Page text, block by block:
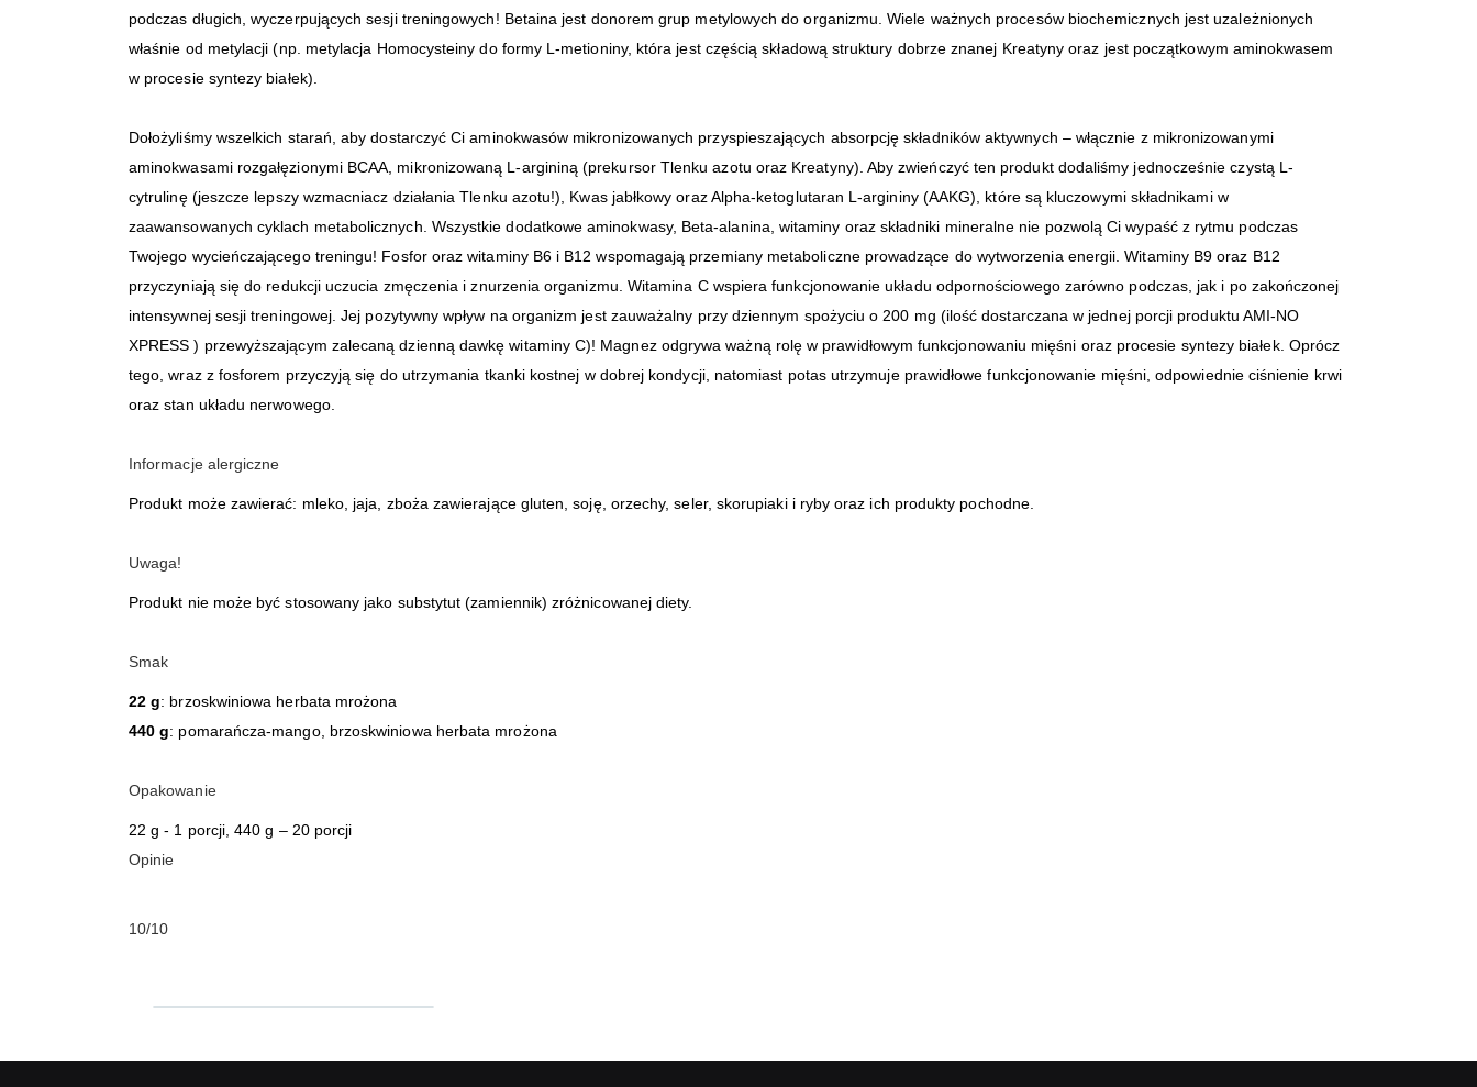
podczas długich, wyczerpujących sesji treningowych! Betaina jest donorem grup metylowych do organizmu. Wiele ważnych procesów biochemicznych jest uzależnionych
właśnie od metylacji (np. metylacja Homocysteiny do formy L-metioniny, która jest częścią składową struktury dobrze znanej Kreatyny oraz jest początkowym aminokwasem
w procesie syntezy białek).
Dołożyliśmy wszelkich starań, aby dostarczyć Ci aminokwasów mikronizowanych przyspieszających absorpcję składników aktywnych – włącznie z mikronizowanymi
aminokwasami rozgałęzionymi BCAA, mikronizowaną L-argininą (prekursor Tlenku azotu oraz Kreatyny). Aby zwieńczyć ten produkt dodaliśmy jednocześnie czystą L-
cytrulinę (jeszcze lepszy wzmacniacz działania Tlenku azotu!), Kwas jabłkowy oraz Alpha-ketoglutaran L-argininy (AAKG), które są kluczowymi składnikami w
zaawansowanych cyklach metabolicznych. Wszystkie dodatkowe aminokwasy, Beta-alanina, witaminy oraz składniki mineralne nie pozwolą Ci wypaść z rytmu podczas
Twojego wycieńczającego treningu! Fosfor oraz witaminy B6 i B12 wspomagają przemiany metaboliczne prowadzące do wytworzenia energii. Witaminy B9 oraz B12
przyczyniają się do redukcji uczucia zmęczenia i znurzenia organizmu. Witamina C wspiera funkcjonowanie układu odpornościowego zarówno podczas, jak i po zakończonej
intensywnej sesji treningowej. Jej pozytywny wpływ na organizm jest zauważalny przy dziennym spożyciu o 200 mg (ilość dostarczana w jednej porcji produktu AMI-NO
XPRESS ) przewyższającym zalecaną dzienną dawkę witaminy C)! Magnez odgrywa ważną rolę w prawidłowym funkcjonowaniu mięśni oraz procesie syntezy białek. Oprócz
tego, wraz z fosforem przyczyją się do utrzymania tkanki kostnej w dobrej kondycji, natomiast potas utrzymuje prawidłowe funkcjonowanie mięśni, odpowiednie ciśnienie krwi
oraz stan układu nerwowego.
Informacje alergiczne
Produkt może zawierać: mleko, jaja, zboża zawierające gluten, soję, orzechy, seler, skorupiaki i ryby oraz ich produkty pochodne.
Uwaga!
Produkt nie może być stosowany jako substytut (zamiennik) zróżnicowanej diety.
Smak
22 g: brzoskwiniowa herbata mrożona
440 g: pomarańcza-mango, brzoskwiniowa herbata mrożona
Opakowanie
22 g - 1 porcji, 440 g – 20 porcji
Opinie
10/10